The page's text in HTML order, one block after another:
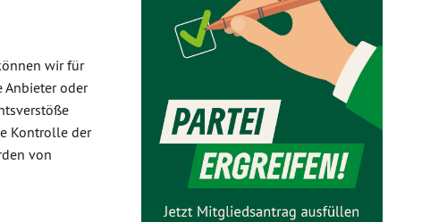
wir für
Anbieter oder
Kontrolle der
von